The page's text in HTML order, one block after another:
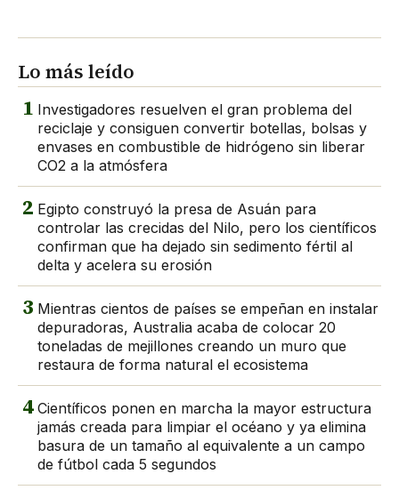
Lo más leído
1 Investigadores resuelven el gran problema del
reciclaje y consiguen convertir botellas, bolsas y
envases en combustible de hidrógeno sin liberar
CO2 a la atmósfera
2 Egipto construyó la presa de Asuán para
controlar las crecidas del Nilo, pero los científicos
confirman que ha dejado sin sedimento fértil al
delta y acelera su erosión
3 Mientras cientos de países se empeñan en instalar
depuradoras, Australia acaba de colocar 20
toneladas de mejillones creando un muro que
restaura de forma natural el ecosistema
4 Científicos ponen en marcha la mayor estructura
jamás creada para limpiar el océano y ya elimina
basura de un tamaño al equivalente a un campo
de fútbol cada 5 segundos